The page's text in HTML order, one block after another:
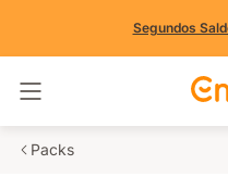
Segundos
Packs